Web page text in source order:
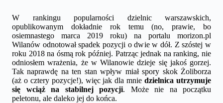
W rankingu popularności dzielnic warszawskich,
opublikowanym dokładnie rok temu (no, prawie, bo
osiemnastego marca 2019 roku) na portalu morizon.pl
Wilanów odnotował spadek pozycji o dwie w dół. Z szóstej w
roku 2018 na ósmą rok później. Patrząc jednak na ranking, nie
odniosłem wrażenia, że w Wilanowie dzieje się jakoś gorzej.
Tak naprawdę na ten stan wpływ miał spory skok Żoliborza
(aż o cztery pozycje!), więc jak dla mniedzielnica utrzymuje
się wciąż na stabilnej pozycji. Może nie na początku
peletonu, ale daleko jej do końca.